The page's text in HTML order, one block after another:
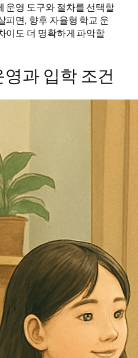
운영 도구와 절차를 선택할
피면, 향후 자율형 학교 운
이도 더 명확하게 파악할
과 입학 조건